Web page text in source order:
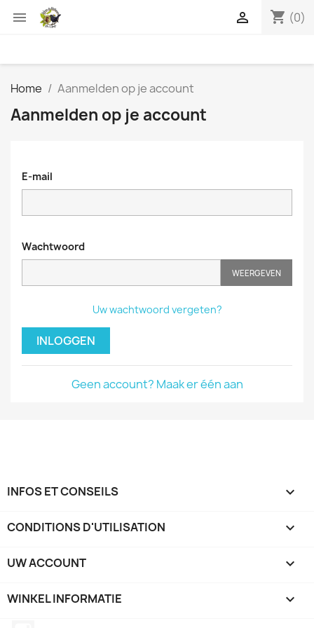
 shopping_cart (0)

Home Aanmelden op je account
Aanmelden op je account
E-mail
Wachtwoord
WEERGEVEN
Uw wachtwoord vergeten?
INLOGGEN
Geen account? Maak er één aan
INFOS ET CONSEILS 
CONDITIONS D'UTILISATION 
UW ACCOUNT 
WINKEL INFORMATIE keyboard_arrow_down